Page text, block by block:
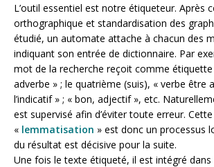
L’outil essentiel est notre étiqueteur. Après
orthographique et standardisation des
étudié, un automate attache à chacun des
indiquant son entrée de dictionnaire. Par
mot de la recherche reçoit comme
adverbe » ; le quatrième (suis), « verbe être
l’indicatif » ; « bon, adjectif », etc.
est supervisé afin d’éviter toute erreur. Cette
« lemmatisation » est donc un processus
du résultat est décisive pour la suite.
Une fois le texte étiqueté, il est intégré dans